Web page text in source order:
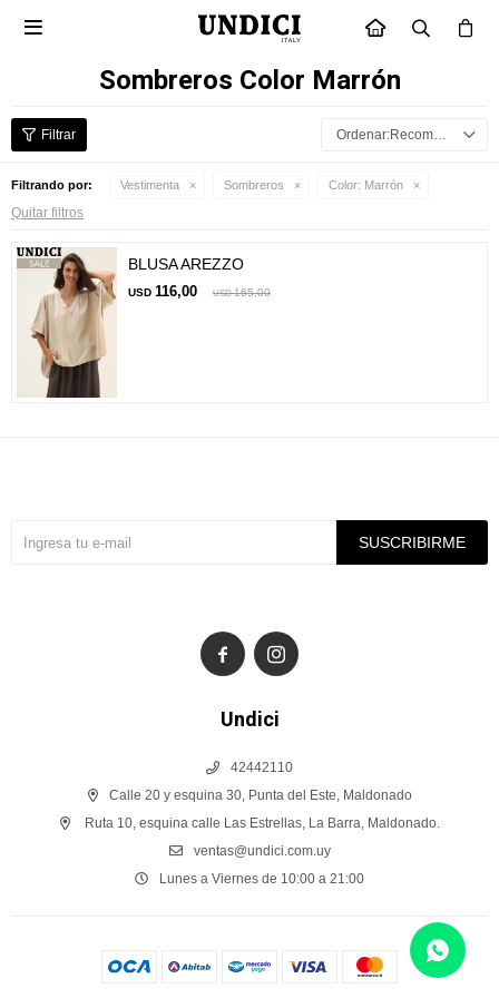
INICIO

Sombreros Color Marrón
Recomendados
Filtrando por: Vestimenta Sombreros Color: Marrón
Quitar filtros
BLUSA AREZZO
USD 116,00 USD 165,00
Undici
42442110
Calle 20 y esquina 30, Punta del Este, Maldonado
Ruta 10, esquina calle Las Estrellas, La Barra, Maldonado.
ventas@undici.com.uy
Lunes a Viernes de 10:00 a 21:00
SUSCRIBIRME
 